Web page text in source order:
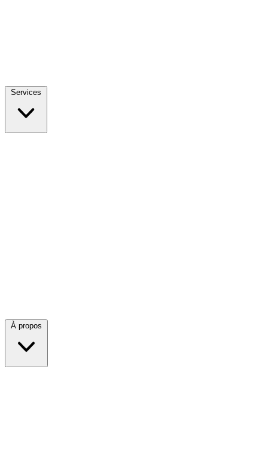
Services
À propos